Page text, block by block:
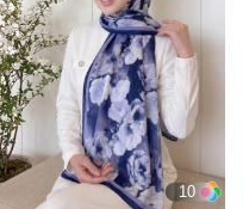
10